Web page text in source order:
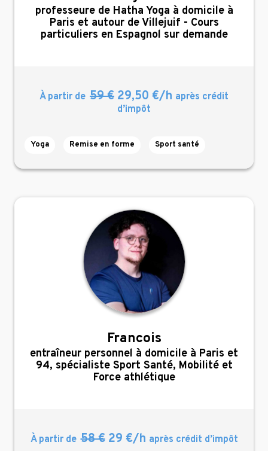
,
professeure de Hatha Yoga à domicile à
Paris et autour de Villejuif - Cours
particuliers en Espagnol sur demande
À partir de 59 € 29,50 €/h après crédit
d’impôt
Yoga Remise en forme Sport santé
Francois
,
entraîneur personnel à domicile à Paris et
94, spécialiste Sport Santé, Mobilité et
Force athlétique
À partir de 58 €29 €/h après crédit d’impôt